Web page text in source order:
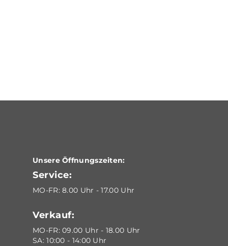
Unsere Öffnungszeiten:
Service:
MO-FR: 8.00 Uhr - 17.00 Uhr
Verkauf:
MO-FR: 09.00 Uhr - 18.00 Uhr
SA: 10:00 - 14:00 Uhr